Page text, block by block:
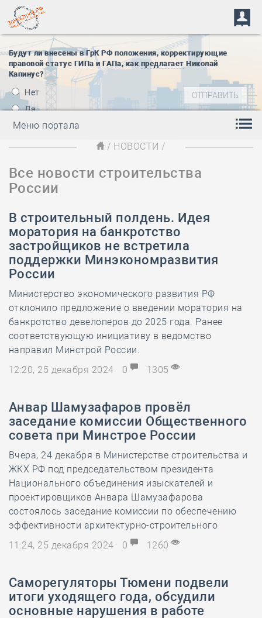
Будут ли внесены в ГрК РФ положения, корректирующие
правовой статус ГИПа и ГАПа, как предлагает Николай
Капинус?
Нет
Да
Меню портала
/ НОВОСТИ /
Все новости строительства
России
В строительный полдень. Идея
моратория на банкротство
застройщиков не встретила
поддержки Минэкономразвития
России
Министерство экономического развития РФ
отклонило предложение о введении моратория на
банкротство девелоперов до 2025 года. Ранее
соответствующую инициативу в ведомство
направил Минстрой России.
12:20, 25 декабря 2024
0 1305
Анвар Шамузафаров провёл
заседание комиссии Общественного
совета при Минстрое России
Вчера, 24 декабря в Министерстве строительства и
ЖКХ РФ под председательством президента
Национального объединения изыскателей и
проектировщиков Анвара Шамузафарова
состоялось заседание комиссии по обеспечению
эффективности архитектурно-строительного
11:24, 25 декабря 2024
0 1260
Саморегуляторы Тюмени подвели
итоги уходящего года, обсудили
основные нарушения в работе